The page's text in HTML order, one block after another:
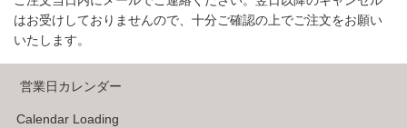
はお受けしておりませんので、十分ご確認の上でご注文をお願い
いたします。
営業日カレンダー
Calendar Loading